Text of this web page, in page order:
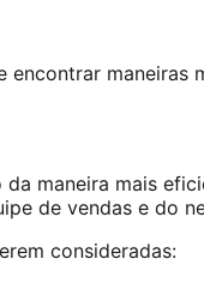
maneiras
maneira mais
de vendas e do
consideradas: